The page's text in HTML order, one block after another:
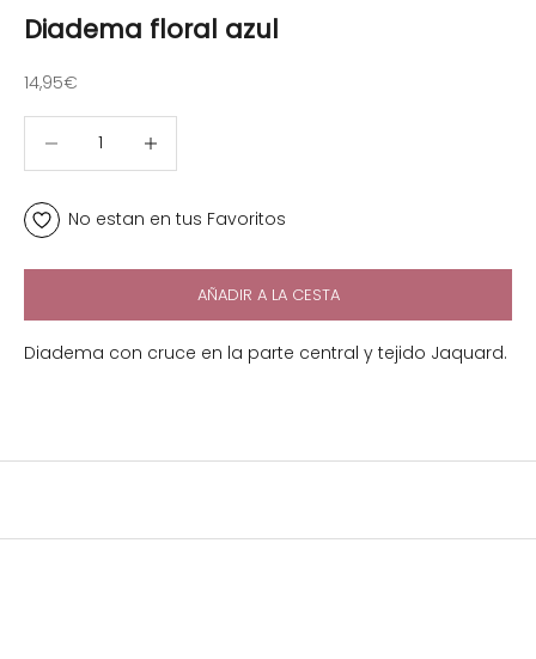
Diadema floral azul
Precio de oferta
14,95€
No estan en tus Favoritos
AÑADIR A LA CESTA
Diadema con cruce en la parte central y tejido Jaquard.